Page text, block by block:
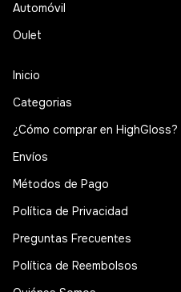
Automóvil
Oulet
Inicio
Categorias
¿Cómo comprar en HighGloss?
Envíos
Métodos de Pago
Política de Privacidad
Preguntas Frecuentes
Política de Reembolsos